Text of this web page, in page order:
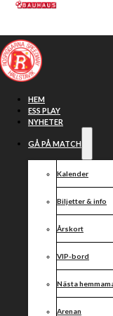
Hoppa till huvudinnehåll
HEM
ESS PLAY
NYHETER
GÅ PÅ MATCH
Kalender
Biljetter & info
Årskort
VIP-bord
Nästa
Arenan
Polska